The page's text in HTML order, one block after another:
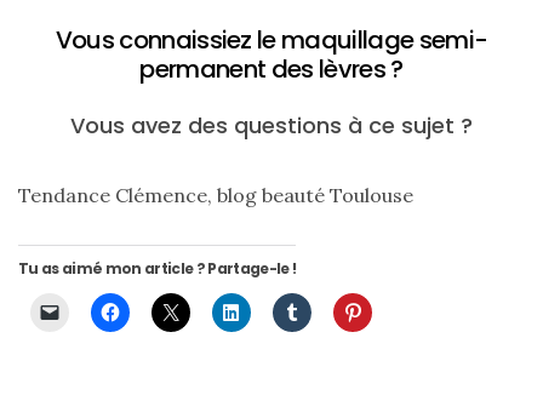
Vous connaissiez le maquillage semi-
permanent des lèvres ?
Vous avez des questions à ce sujet ?
Tendance Clémence, blog beauté Toulouse
Tu as aimé mon article ? Partage-le !